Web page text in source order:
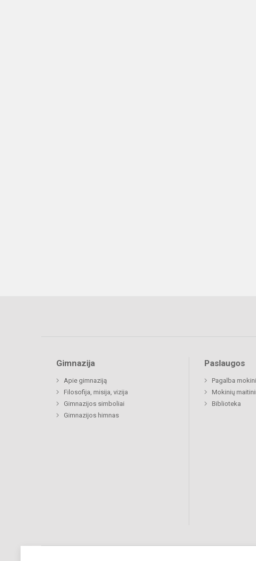
Gimnazija
Apie gimnaziją
Filosofija, misija, vizija
Gimnazijos simboliai
Gimnazijos himnas
Paslaugos
Pagalba
Mokinių
Biblioteka